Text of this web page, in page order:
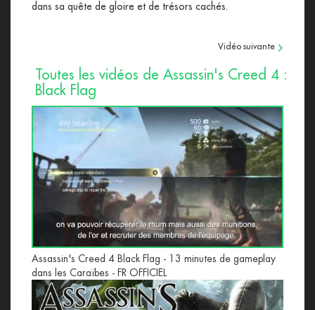
dans sa quête de gloire et de trésors cachés.
Vidéo suivante
Toutes les vidéos de Assassin's Creed 4 :
Black Flag
Assassin's Creed 4 Black Flag - 13 minutes de gameplay
dans les Caraïbes - FR OFFICIEL